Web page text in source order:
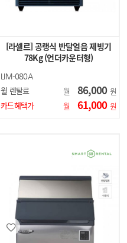
[라셀르] 공랭식 반달얼음 제빙기
78Kg (언더카운터형)
LIM-080A
월 렌탈료 월 86,000 원
카드혜택가
월 61,000 원